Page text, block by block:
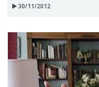
30/11/2012